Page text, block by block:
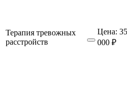
Терапия тревожных
расстройств
Цена: 35
000 ₽